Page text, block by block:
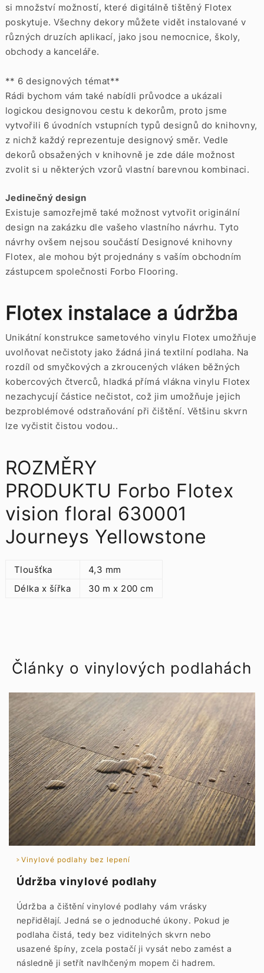
si množství možností, které digitálně tištěný Flotex
poskytuje. Všechny dekory můžete vidět instalované v
různých druzích aplikací, jako jsou nemocnice, školy,
obchody a kanceláře.
** 6 designových témat**
Rádi bychom vám také nabídli průvodce a ukázali
logickou designovou cestu k dekorům, proto jsme
vytvořili 6 úvodních vstupních typů designů do knihovny,
z nichž každý reprezentuje designový směr. Vedle
dekorů obsažených v knihovně je zde dále možnost
zvolit si u některých vzorů vlastní barevnou kombinaci.
Jedinečný design
Existuje samozřejmě také možnost vytvořit originální
design na zakázku dle vašeho vlastního návrhu. Tyto
návrhy ovšem nejsou součástí Designové knihovny
Flotex, ale mohou být projednány s vaším obchodním
zástupcem společnosti Forbo Flooring.
Flotex instalace a údržba
Unikátní konstrukce sametového vinylu Flotex umožňuje
uvolňovat nečistoty jako žádná jiná textilní podlaha. Na
rozdíl od smyčkových a zkroucených vláken běžných
kobercových čtverců, hladká přímá vlákna vinylu Flotex
nezachycují částice nečistot, což jim umožňuje jejich
bezproblémové odstraňování při čištění. Většinu skvrn
lze vyčistit čistou vodou..
ROZMĚRY
PRODUKTU Forbo Flotex
vision floral 630001
Journeys Yellowstone
Tloušťka
4,3 mm
Délka x šířka
30 m x 200 cm
Články o vinylových podlahách
Vinylové podlahy bez lepení
Údržba vinylové podlahy
Údržba a čištění vinylové podlahy vám vrásky
nepřidělají. Jedná se o jednoduché úkony. Pokud je
podlaha čistá, tedy bez viditelných skvrn nebo
usazené špíny, zcela postačí ji vysát nebo zamést a
následně ji setřít navlhčeným mopem či hadrem.